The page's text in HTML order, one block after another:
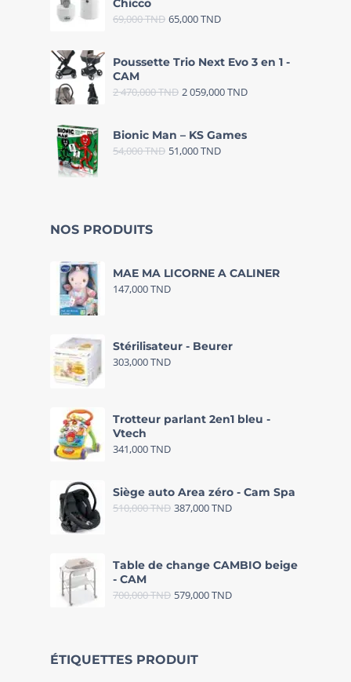
Chicco
69,000TND 65,000TND
Poussette Trio Next Evo 3 en 1 -
CAM
2 470,000TND 2 059,000TND
Bionic Man – KS Games
54,000TND 51,000TND
NOS PRODUITS
MAE MA LICORNE A CALINER
147,000TND
Stérilisateur - Beurer
303,000TND
Trotteur parlant 2en1 bleu -
Vtech
341,000TND
Siège auto Area zéro - Cam Spa
510,000TND 387,000TND
Table de change CAMBIO beige
- CAM
700,000TND 579,000TND
ÉTIQUETTES PRODUIT